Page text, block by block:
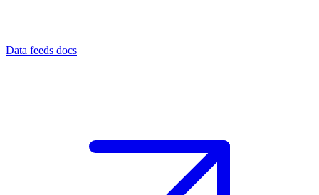
Data feeds docs